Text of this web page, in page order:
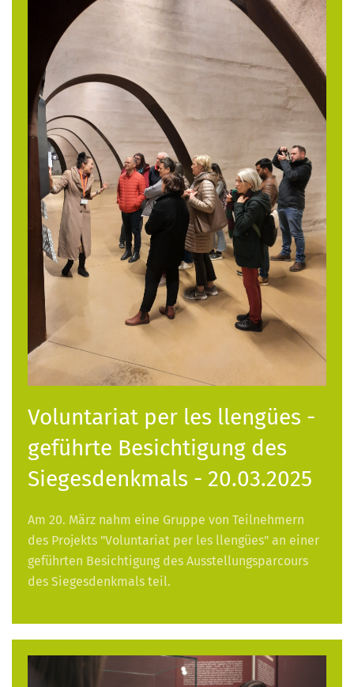
Voluntariat per les llengües -
geführte Besichtigung des
Siegesdenkmals - 20.03.2025
Am 20. März nahm eine Gruppe von Teilnehmern
des Projekts "Voluntariat per les llengües" an einer
geführten Besichtigung des Ausstellungsparcours
des Siegesdenkmals teil.